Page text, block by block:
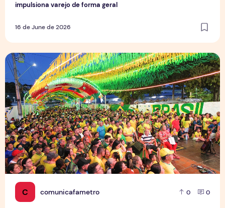
impulsiona varejo de forma geral
16 de June de 2026
C comunicafametro 0 0
Tradição das Ruas da Copa mobiliza moradores e